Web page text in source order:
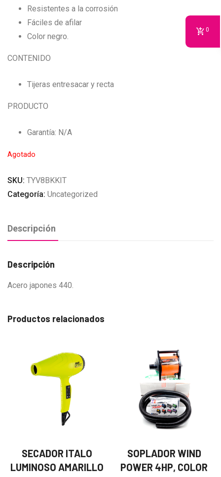
Resistentes a la corrosión
Fáciles de afilar
Color negro.
CONTENIDO
Tijeras entresacar y recta
PRODUCTO
Garantía: N/A
Agotado
SKU: TYV8BKKIT
Categoría: Uncategorized
Descripción
Descripción
Acero japones 440.
Productos relacionados
SECADOR ITALO
LUMINOSO AMARILLO
SOPLADOR WIND
POWER 4HP, COLOR
0